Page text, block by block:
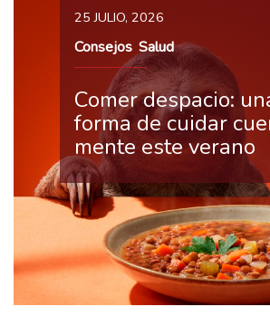
25 JULIO, 2026
Consejos, Salud
Comer despacio:
forma de cuidar
mente este verano